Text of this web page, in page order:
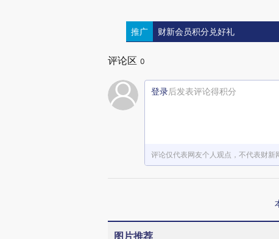
推广 财新会员积分兑好礼
评论区 0
登录后发表评论得积分
评论仅代表网友个人观点，不代表财新
图片推荐